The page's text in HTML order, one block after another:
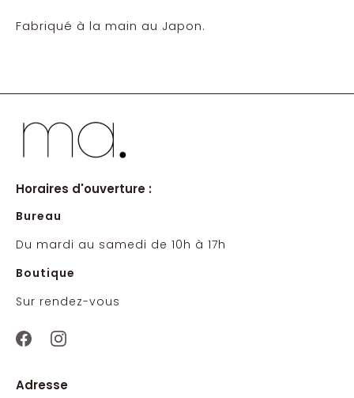
Fabriqué à la main au Japon.
Horaires d'ouverture :
Bureau
Du mardi au samedi de 10h à 17h
Boutique
Sur rendez-vous
Adresse